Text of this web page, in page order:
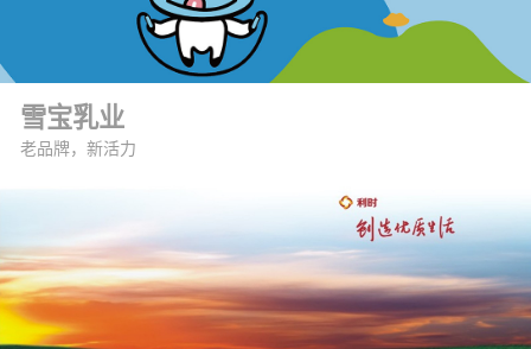
雪宝乳业
老品牌，新活力